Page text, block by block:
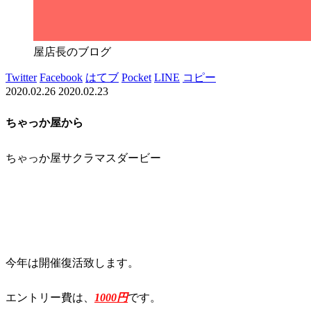
屋店長のブログ
Twitter Facebook はてブ Pocket LINE コピー
2020.02.26 2020.02.23
ちゃっか屋から
ちゃっか屋サクラマスダービー
今年は開催復活致します。
エントリー費は、 1000円です。